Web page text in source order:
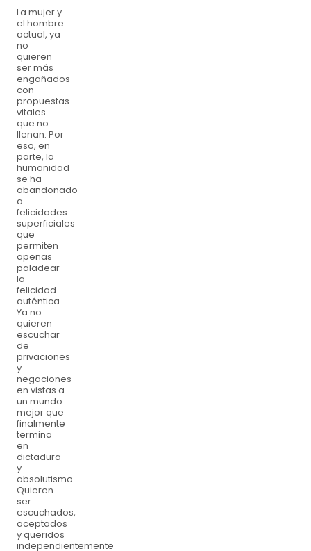
La mujer y
el hombre
actual, ya
no
quieren
ser más
engañados
con
propuestas
vitales
que no
llenan. Por
eso, en
parte, la
humanidad
se ha
abandonado
a
felicidades
superficiales
que
permiten
apenas
paladear
la
felicidad
auténtica.
Ya no
quieren
escuchar
de
privaciones
y
negaciones
en vistas a
un mundo
mejor que
finalmente
termina
en
dictadura
y
absolutismo.
Quieren
ser
escuchados,
aceptados
y queridos
independientemente